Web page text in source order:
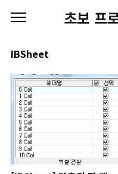
초보 프
IBSheet